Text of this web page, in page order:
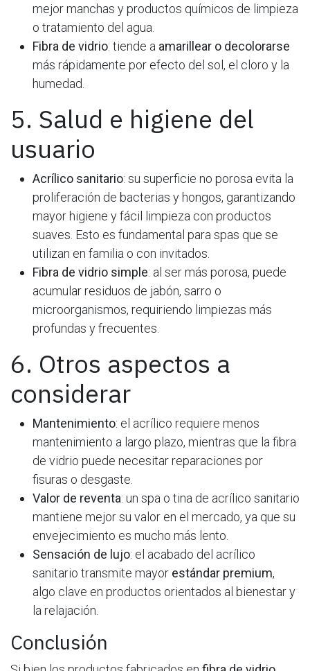
mejor manchas y productos químicos de limpieza
o tratamiento del agua.
Fibra de vidrio: tiende a amarillear o decolorarse
más rápidamente por efecto del sol, el cloro y la
humedad.
5. Salud e higiene del
usuario
Acrílico sanitario: su superficie no porosa evita la
proliferación de bacterias y hongos, garantizando
mayor higiene y fácil limpieza con productos
suaves. Esto es fundamental para spas que se
utilizan en familia o con invitados.
Fibra de vidrio simple: al ser más porosa, puede
acumular residuos de jabón, sarro o
microorganismos, requiriendo limpiezas más
profundas y frecuentes.
6. Otros aspectos a
considerar
Mantenimiento: el acrílico requiere menos
mantenimiento a largo plazo, mientras que la fibra
de vidrio puede necesitar reparaciones por
fisuras o desgaste.
Valor de reventa: un spa o tina de acrílico sanitario
mantiene mejor su valor en el mercado, ya que su
envejecimiento es mucho más lento.
Sensación de lujo: el acabado del acrílico
sanitario transmite mayor estándar premium,
algo clave en productos orientados al bienestar y
la relajación.
Conclusión